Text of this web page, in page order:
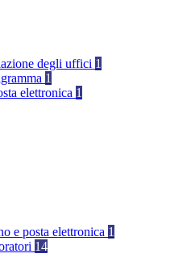
degli uffici 1
1
elettronica 1
e posta elettronica 1
14